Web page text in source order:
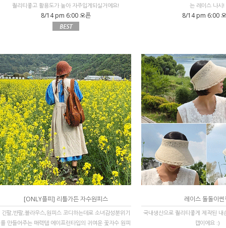
퀄리티좋고 활용도가 높아 자주입게되실거에요!
8/14 pm 6:00 오픈
는 레이스 나시!
8/14 pm 6:00
[ONLY플피] 리틀가든 자수원피스
긴팔,반팔,블라우스,원피스 코디하는데로 소녀감성분위기
를 만들어주는 매력템 에이프런타입의 귀여운 꽃자수 원피
레이스 돌돌이썬
국내생산으로 퀄리티좋게 제작된 내
캡이에요 :)